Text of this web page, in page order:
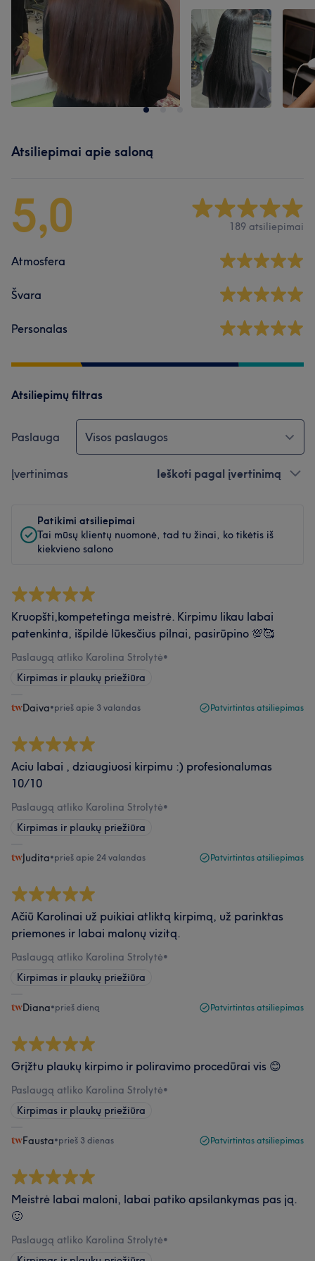
Atsiliepimai apie saloną
5,0 189 atsiliepimai
Atmosfera
Švara
Personalas
Atsiliepimų filtras
Paslauga Visos paslaugos
Įvertinimas Ieškoti pagal įvertinimą
Patikimi atsiliepimai
Tai mūsų klientų nuomonė, tad tu žinai, ko tikėtis iš
kiekvieno salono
Kruopšti,kompetetinga meistrė. Kirpimu likau labai
patenkinta, išpildė lūkesčius pilnai, pasirūpino 💯🥰
Paslaugą atliko Karolina Strolytė•
Kirpimas ir plaukų priežiūra
Daiva•prieš apie 3 valandas Patvirtintas atsiliepimas
Aciu labai , dziaugiuosi kirpimu :) profesionalumas
10/10
Paslaugą atliko Karolina Strolytė•
Kirpimas ir plaukų priežiūra
Judita•prieš apie 24 valandas Patvirtintas atsiliepimas
Ačiū Karolinai už puikiai atliktą kirpimą, už parinktas
priemones ir labai malonų vizitą.
Paslaugą atliko Karolina Strolytė•
Kirpimas ir plaukų priežiūra
Diana•prieš dieną Patvirtintas atsiliepimas
Grįžtu plaukų kirpimo ir poliravimo procedūrai vis 😊
Paslaugą atliko Karolina Strolytė•
Kirpimas ir plaukų priežiūra
Fausta•prieš 3 dienas Patvirtintas atsiliepimas
Meistrė labai maloni, labai patiko apsilankymas pas ją.
🙂
Paslaugą atliko Karolina Strolytė•